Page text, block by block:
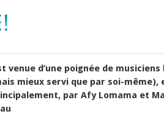
!
venue d’une poignée de musiciens
mieux servi que par soi-même),
par Afy Lomama et